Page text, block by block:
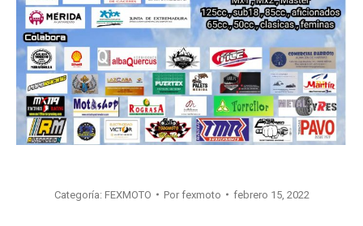
Categoría: FEXMOTO Por fexmoto febrero 15, 2022